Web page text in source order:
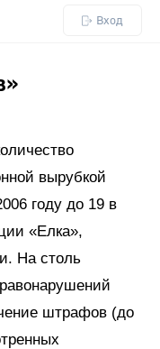
Вход
вырубкой
году до 19 в
«Елка»,
На столь
штрафов (до